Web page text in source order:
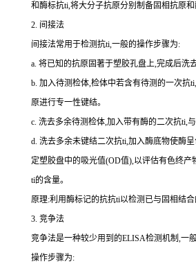
和酶标抗ti,将大分子抗原分别制备固相抗原和
2. 间接法
间接法常用于检测抗ti,一般的操作步骤为:
a. 将已知的抗原固著于塑胶孔盘上,完成后洗
b. 加入待测检体,检体中若含有待测的一次抗ti
原进行专一性键结。
c. 洗去多余待测检体,加入带有酶的二次抗ti,
d. 洗去多余未键结二次抗ti,加入酶底物使酶
定塑胶盘中的吸光值(OD值),以评估有色终产
ti的含量。
原理:利用酶标记的抗抗ti以检测已与固相结
3. 竞争法
竞争法是一种较少用到的ELISA检测机制,一
操作步骤为: